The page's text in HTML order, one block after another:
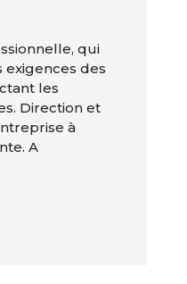
qui
des
les
Direction et
à
A